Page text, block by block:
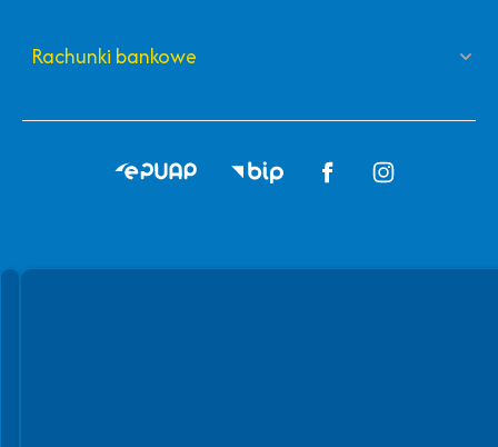
Rachunki bankowe
Spełniamy standardy WCAG 2.2
Spełniamy standardy W3C